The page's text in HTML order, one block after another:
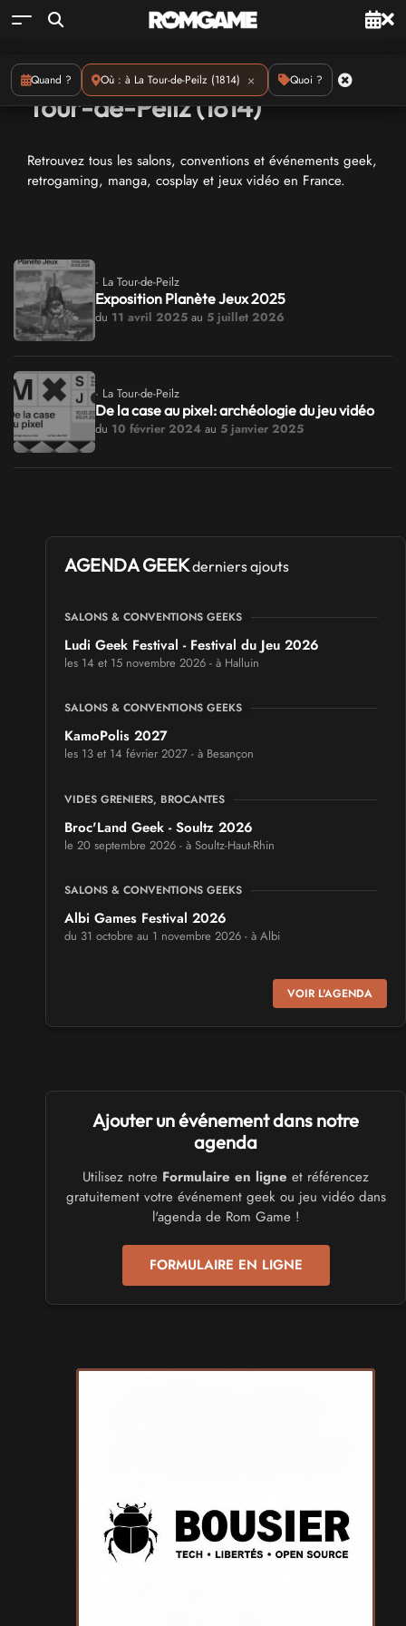
Quand ? Où : à La Tour-de-Peilz (1814) × Quoi ?
Conventions geeks : à La
Tour-de-Peilz (1814)
Retrouvez tous les salons, conventions et événements geek,
retrogaming, manga, cosplay et jeux vidéo en France.
· La Tour-de-Peilz
Exposition Planète Jeux 2025
du 11 avril 2025 au 5 juillet 2026
· La Tour-de-Peilz
De la case au pixel: archéologie du jeu vidéo
du 10 février 2024 au 5 janvier 2025
AGENDA GEEKderniers ajouts
SALONS & CONVENTIONS GEEKS
Ludi Geek Festival - Festival du Jeu 2026
les 14 et 15 novembre 2026 - à Halluin
SALONS & CONVENTIONS GEEKS
KamoPolis 2027
les 13 et 14 février 2027 - à Besançon
VIDES GRENIERS, BROCANTES
Broc'Land Geek - Soultz 2026
le 20 septembre 2026 - à Soultz-Haut-Rhin
SALONS & CONVENTIONS GEEKS
Albi Games Festival 2026
du 31 octobre au 1 novembre 2026 - à Albi
Virtual Calais - salon du jeu vidéo et des loisirs
numériques 2026
SALONS & CONVENTIONS GEEKS
Trolls et Légendes 2027
du 26 au 28 mars 2027 - à Mons
CULTURE JAPONAISE ET OTAKU
Mang'Azur 2027
les 24 et 25 avril 2027 - à Toulon
SALONS & CONVENTIONS GEEKS
Play Azur Festival 2027
SALONS & CONVENTIONS GEEKS
le 27 septembre 2026 - à Reims
CULTURE JAPONAISE ET OTAKU
VOIR L'AGENDA
Ajouter un événement dans notre
agenda
Utilisez notre Formulaire en ligne et référencez
gratuitement votre événement geek ou jeu vidéo dans
l'agenda de Rom Game !
FORMULAIRE EN LIGNE